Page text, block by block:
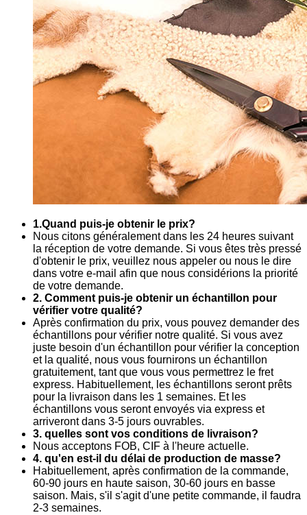
1.Quand puis-je obtenir le prix?
Nous citons généralement dans les 24 heures suivant
la réception de votre demande. Si vous êtes très pressé
d'obtenir le prix, veuillez nous appeler ou nous le dire
dans votre e-mail afin que nous considérions la priorité
de votre demande.
2. Comment puis-je obtenir un échantillon pour
vérifier votre qualité?
Après confirmation du prix, vous pouvez demander des
échantillons pour vérifier notre qualité. Si vous avez
juste besoin d'un échantillon pour vérifier la conception
et la qualité, nous vous fournirons un échantillon
gratuitement, tant que vous vous permettrez le fret
express. Habituellement, les échantillons seront prêts
pour la livraison dans les 1 semaines. Et les
échantillons vous seront envoyés via express et
arriveront dans 3-5 jours ouvrables.
3. quelles sont vos conditions de livraison?
Nous acceptons FOB, CIF à l'heure actuelle.
4. qu'en est-il du délai de production de masse?
Habituellement, après confirmation de la commande,
60-90 jours en haute saison, 30-60 jours en basse
saison. Mais, s'il s'agit d'une petite commande, il faudra
2-3 semaines.